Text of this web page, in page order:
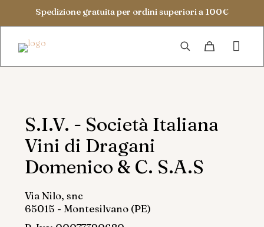
Spedizione gratuita per ordini superiori a 100€
S.I.V. - Società Italiana
Vini di Dragani
Domenico & C. S.A.S
Via Nilo, snc
65015 - Montesilvano (PE)